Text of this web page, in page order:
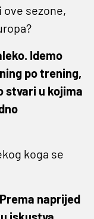
ove sezone,
Idemo
po trening,
stvari u kojima
koga se
naprijed